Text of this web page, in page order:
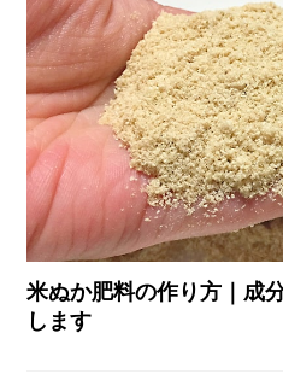
米ぬか肥料の作り方｜成
します